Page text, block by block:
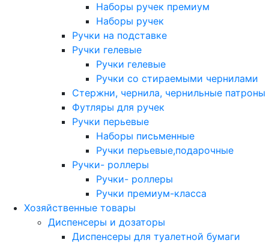
Наборы ручек премиум
Наборы ручек
Ручки на подставке
Ручки гелевые
Ручки гелевые
Ручки со стираемыми чернилами
Стержни, чернила, чернильные патроны
Футляры для ручек
Ручки перьевые
Наборы письменные
Ручки перьевые,подарочные
Ручки- роллеры
Ручки- роллеры
Ручки премиум-класса
Хозяйственные товары
Диспенсеры и дозаторы
Диспенсеры для туалетной бумаги